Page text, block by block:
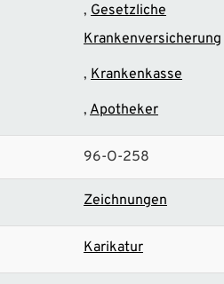
Gesetzliche
Krankenversicherung
Krankenkasse
Apotheker
96-O-258
Zeichnungen
Karikatur